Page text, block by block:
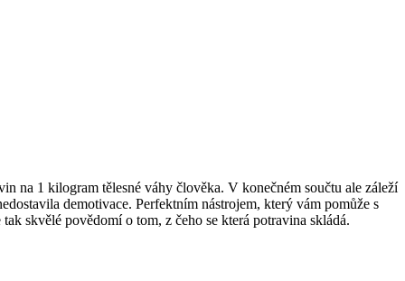
na 1 kilogram tělesné váhy člověka. V konečném součtu ale záleží
demotivace. Perfektním nástrojem, který vám pomůže s
skvělé povědomí o tom, z čeho se která potravina skládá.